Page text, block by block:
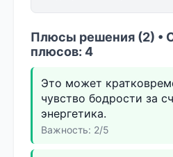
Плюсы решения (2) •
плюсов: 4
Это может
чувство бодрости за
энергетика.
Важность: 2/5